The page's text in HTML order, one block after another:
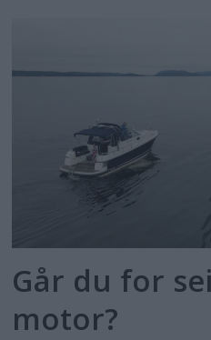
Går du for
motor?